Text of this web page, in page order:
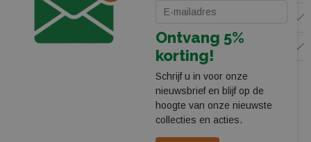
KLANTENSERVICE
VOLG ONS
Ontvang 5%
korting!
Schrijf u in voor onze
nieuwsbrief en blijf op de
hoogte van onze nieuwste
collecties en acties.